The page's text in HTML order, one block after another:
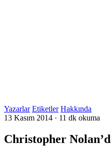
Yazarlar Etiketler Hakkında
13 Kasım 2014 · 11 dk okuma
Christopher